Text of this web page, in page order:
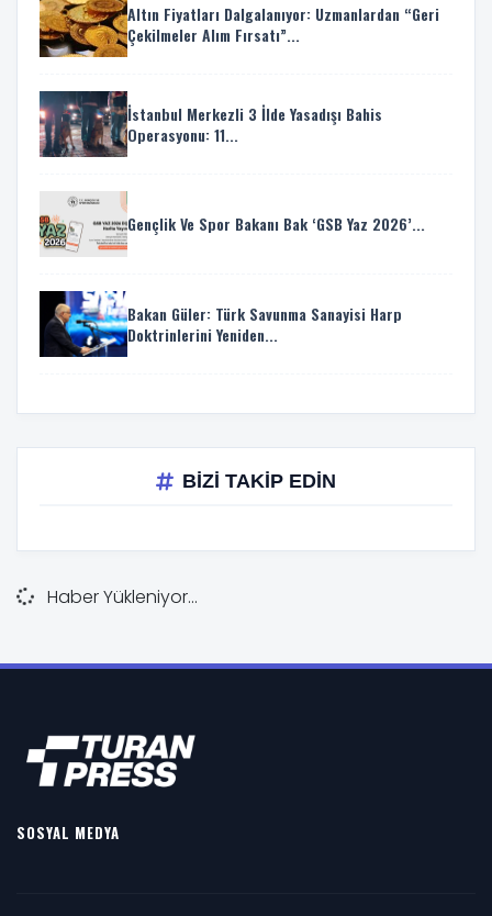
Altın Fiyatları Dalgalanıyor: Uzmanlardan “Geri
Çekilmeler Alım Fırsatı”...
İstanbul Merkezli 3 İlde Yasadışı Bahis
Operasyonu: 11...
Gençlik Ve Spor Bakanı Bak ‘GSB Yaz 2026’...
Bakan Güler: Türk Savunma Sanayisi Harp
Doktrinlerini Yeniden...
BİZİ TAKİP EDİN
Haber Yükleniyor...
SOSYAL MEDYA